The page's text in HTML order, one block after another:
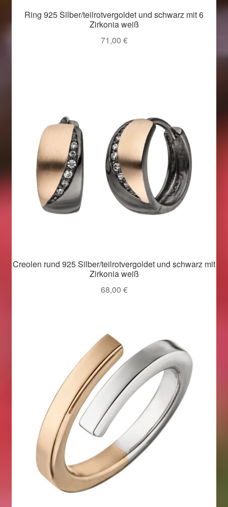
Im Gedenken an
Karneval 2020 – Schmuck zu Fasching & Co.
Liefer- und Versandkosten
Magisches und Festliches zu Halloween
Magisches und Festliches zu Halloween 2022
Ostergeschenke finden für Ostern 2015
Ostergeschenke finden für Ostern 2016
Ostergeschenke finden für Ostern 2017
Ostergeschenke finden für Ostern 2018
Ostergeschenke finden für Ostern 2019
Ostergeschenke finden für Ostern 2020
Ring 925 Silber/teilrotvergoldet und schwarz mit 6
Zirkonia weiß
71,00 €
Creolen rund 925 Silber/teilrotvergoldet und schwarz mit
Zirkonia weiß
68,00 €